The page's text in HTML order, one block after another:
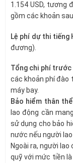
1.154 USD, tương
gồm các khoản
Lệ phí dự thi tiếng
đương).
Tổng chi phí
các khoản phí đào
máy bay.
Bảo hiểm thân
lao động cần
sử dụng cho bảo
nước nếu người
Ngoài ra, người
quỹ với mức tiền